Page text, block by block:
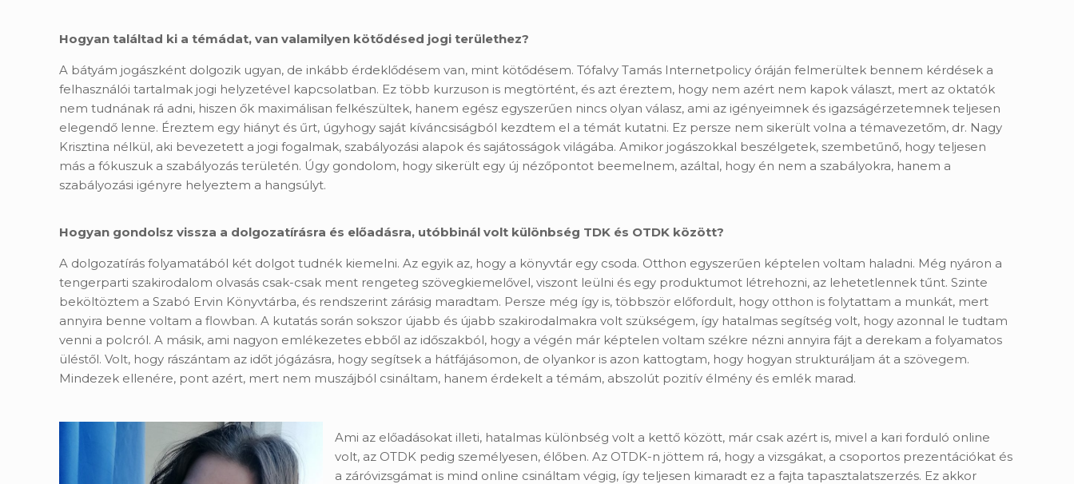
Hogyan találtad ki a témádat, van valamilyen kötődésed jogi területhez?
A bátyám jogászként dolgozik ugyan, de inkább érdeklődésem van, mint kötődésem. Tófalvy Tamás Internetpolicy óráján felmerültek bennem kérdések a
felhasználói tartalmak jogi helyzetével kapcsolatban. Ez több kurzuson is megtörtént, és azt éreztem, hogy nem azért nem kapok választ, mert az oktatók
nem tudnának rá adni, hiszen ők maximálisan felkészültek, hanem egész egyszerűen nincs olyan válasz, ami az igényeimnek és igazságérzetemnek teljesen
elegendő lenne. Éreztem egy hiányt és űrt, úgyhogy saját kíváncsiságból kezdtem el a témát kutatni. Ez persze nem sikerült volna a témavezetőm, dr. Nagy
Krisztina nélkül, aki bevezetett a jogi fogalmak, szabályozási alapok és sajátosságok világába. Amikor jogászokkal beszélgetek, szembetűnő, hogy teljesen
más a fókuszuk a szabályozás területén. Úgy gondolom, hogy sikerült egy új nézőpontot beemelnem, azáltal, hogy én nem a szabályokra, hanem a
szabályozási igényre helyeztem a hangsúlyt.
Hogyan gondolsz vissza a dolgozatírásra és előadásra, utóbbinál volt különbség TDK és OTDK között?
A dolgozatírás folyamatából két dolgot tudnék kiemelni. Az egyik az, hogy a könyvtár egy csoda. Otthon egyszerűen képtelen voltam haladni. Még nyáron a
tengerparti szakirodalom olvasás csak-csak ment rengeteg szövegkiemelővel, viszont leülni és egy produktumot létrehozni, az lehetetlennek tűnt. Szinte
beköltöztem a Szabó Ervin Könyvtárba, és rendszerint zárásig maradtam. Persze még így is, többször előfordult, hogy otthon is folytattam a munkát, mert
annyira benne voltam a flowban. A kutatás során sokszor újabb és újabb szakirodalmakra volt szükségem, így hatalmas segítség volt, hogy azonnal le tudtam
venni a polcról. A másik, ami nagyon emlékezetes ebből az időszakból, hogy a végén már képtelen voltam székre nézni annyira fájt a derekam a folyamatos
üléstől. Volt, hogy rászántam az időt jógázásra, hogy segítsek a hátfájásomon, de olyankor is azon kattogtam, hogy hogyan strukturáljam át a szövegem.
Mindezek ellenére, pont azért, mert nem muszájból csináltam, hanem érdekelt a témám, abszolút pozitív élmény és emlék marad.
Ami az előadásokat illeti, hatalmas különbség volt a kettő között, már csak azért is, mivel a kari forduló online
volt, az OTDK pedig személyesen, élőben. Az OTDK-n jöttem rá, hogy a vizsgákat, a csoportos prezentációkat és
a záróvizsgámat is mind online csináltam végig, így teljesen kimaradt ez a fajta tapasztalatszerzés. Ez akkor